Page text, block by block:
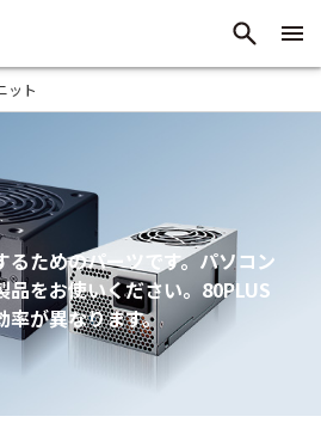
ット
るためのパーツです。パソコン
品をお使いください。80PLUS
率が異なります。